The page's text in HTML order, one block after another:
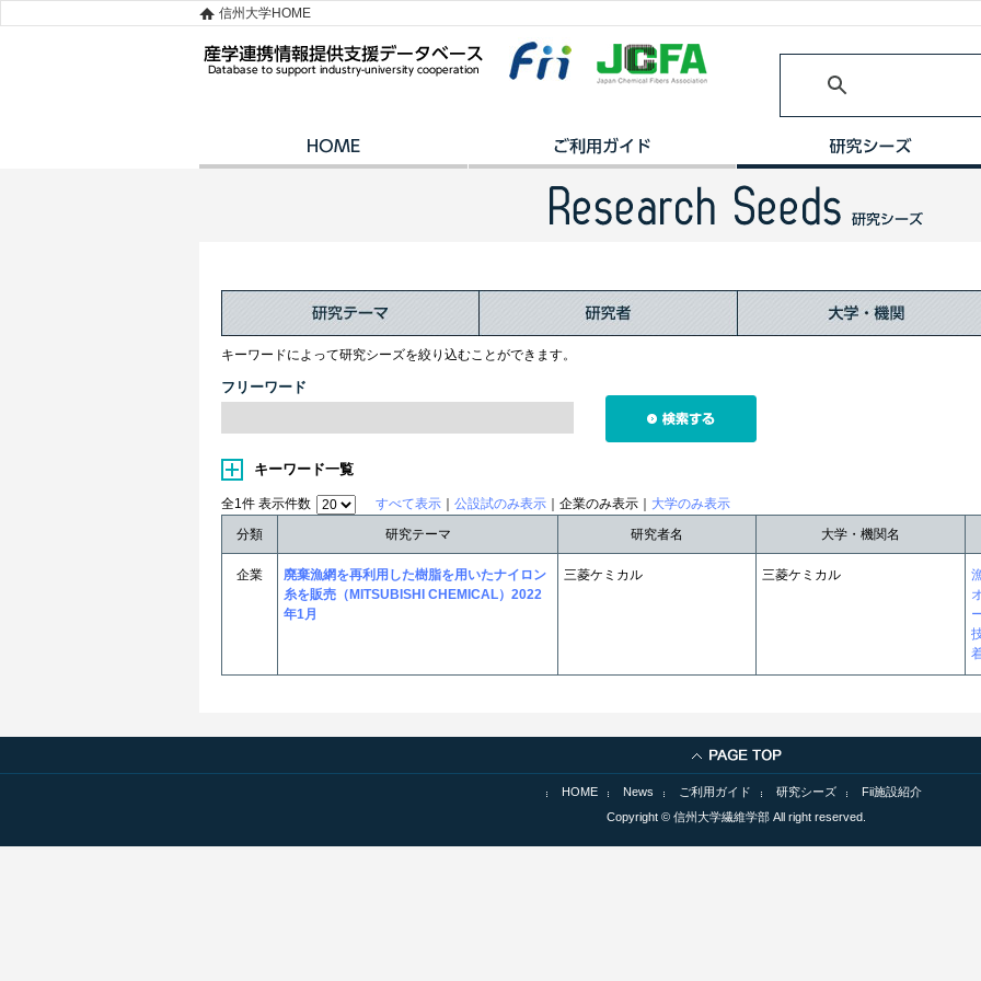
信州大学HOME
キーワードによって研究シーズを絞り込むことができます。
フリーワード
キーワード一覧
全1件 表示件数 すべて表示 公設試のみ表示 ｜企業のみ表示｜ 大学のみ表示
分類
研究テーマ 研究者名 大学・機関名
企業
廃棄漁網を再利用した樹脂を用いたナイロン
糸を販売（MITSUBISHI CHEMICAL）2022
年1月
三菱ケミカル 三菱ケミカル
HOME News ご利用ガイド 研究シーズ
Fii施設紹介
Copyright © 信州大学繊維学部 All right reserved.